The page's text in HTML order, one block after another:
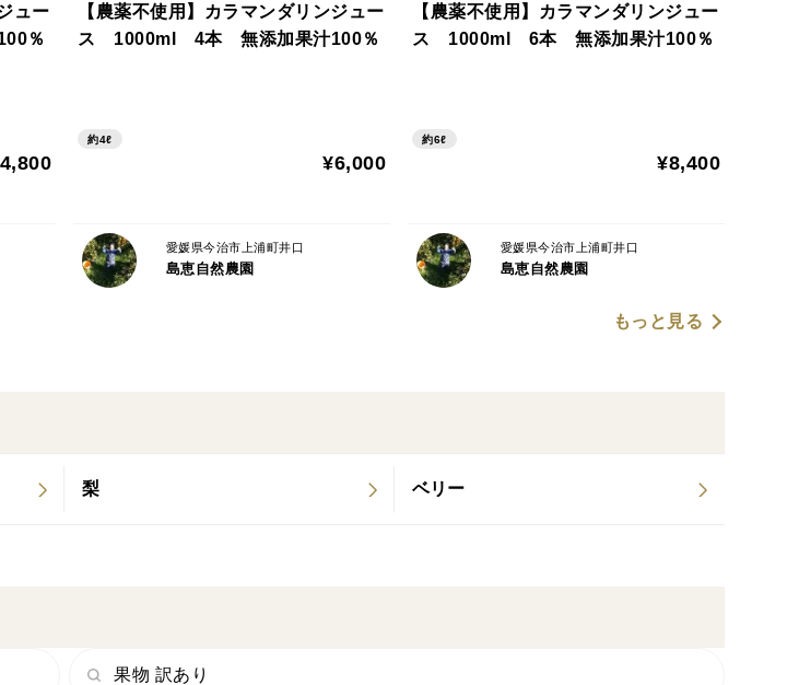
梨 ベリー
ュー
％
【農薬不使用】カラマンダリンジュー
ス 1000ml 4本 無添加果汁100％
約4ℓ
¥6,000
愛媛県今治市上浦町井口
島恵自然農園
【農薬不使用】カラマンダリンジュー
ス 1000ml 6本 無添加果汁100％
約6ℓ
¥8,400
愛媛県今治市上浦町井口
島恵自然農園
もっと見る
果物 訳あり